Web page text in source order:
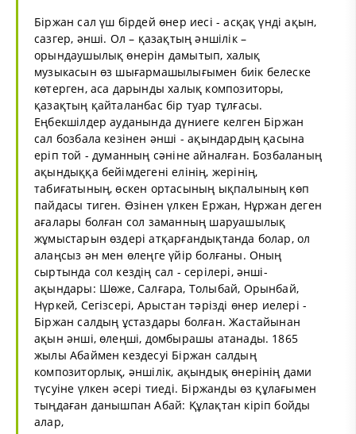
Біржан сал үш бірдей өнер иесі - асқақ үнді ақын,
сазгер, әнші. Ол – қазақтың әншілік –
орындаушылық өнерін дамытып, халық
музыкасын өз шығармашылығымен биік белеске
көтерген, аса дарынды халық композиторы,
қазақтың қайталанбас бір туар тұлғасы.
Еңбекшілдер ауданында дүниеге келген Біржан
сал бозбала кезінен әнші - ақындардың қасына
еріп той - думанның сәніне айналған. Бозбаланың
ақындыққа бейімдегені елінің, жерінің,
табиғатының, өскен ортасының ықпалының көп
пайдасы тиген. Өзінен үлкен Ержан, Нұржан деген
ағалары болған сол заманның шаруашылық
жұмыстарын өздері атқарғандықтанда болар, ол
алаңсыз ән мен өлеңге үйір болғаны. Оның
сыртында сол кездің сал - серілері, әнші-
ақындары: Шөже, Салғара, Толыбай, Орынбай,
Нүркей, Сегізсері, Арыстан тәрізді өнер иелері -
Біржан салдың ұстаздары болған. Жастайынан
ақын әнші, өлеңші, домбырашы атанады. 1865
жылы Абаймен кездесуі Біржан салдың
композиторлық, әншілік, ақындық өнерінің дами
түсуіне үлкен әсері тиеді. Біржанды өз құлағымен
тыңдаған данышпан Абай: Құлақтан кіріп бойды
алар,